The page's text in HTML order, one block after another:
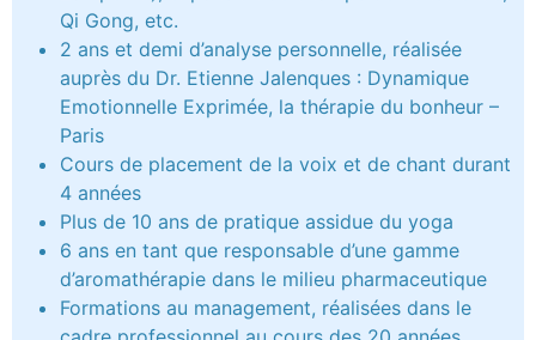
Qi Gong, etc.
2 ans et demi d’analyse personnelle, réalisée
auprès du Dr. Etienne Jalenques : Dynamique
Emotionnelle Exprimée, la thérapie du bonheur –
Paris
Cours de placement de la voix et de chant durant
4 années
Plus de 10 ans de pratique assidue du yoga
6 ans en tant que responsable d’une gamme
d’aromathérapie dans le milieu pharmaceutique
Formations au management, réalisées dans le